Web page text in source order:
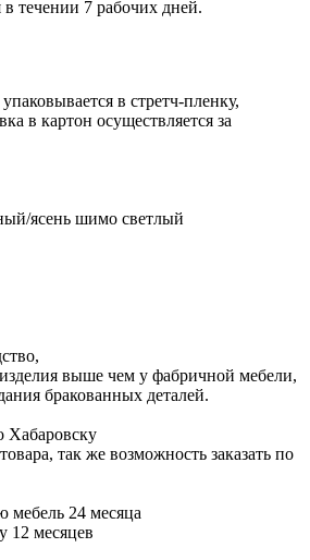
в течении 7 рабочих дней.
в стретч-пленку,
в картон осуществляется за
ясень шимо светлый
изделия выше чем у фабричной мебели,
бракованных деталей.
Хабаровску
так же возможность заказать по
мебель 24 месяца
12 месяцев